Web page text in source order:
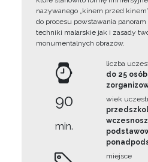
nazywanego „kinem przed
do procesu powstawania
techniki malarskie jak i zasady
monumentalnych obrazów.
90
min.
liczba
do 25
wiek
miejsce